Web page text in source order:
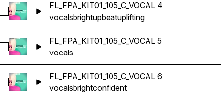
Sélectionnez FL_FPA_KIT01_105_C_VOCAL 4
FL_FPA_KIT01_105_C_VOCAL 4
vocalsbrightupbeatuplifting
Sélectionnez FL_FPA_KIT01_105_C_VOCAL 5
FL_FPA_KIT01_105_C_VOCAL 5
vocals
Sélectionnez FL_FPA_KIT01_105_C_VOCAL 6
FL_FPA_KIT01_105_C_VOCAL 6
vocalsbrightconfident